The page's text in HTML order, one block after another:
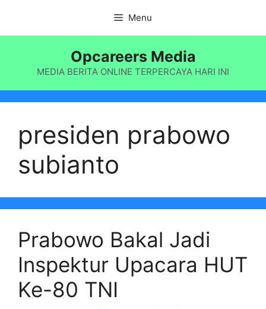
isi
Menu
Opcareers Media
MEDIA BERITA ONLINE TERPERCAYA HARI INI
presiden prabowo
subianto
Prabowo Bakal Jadi
Inspektur Upacara HUT
Ke-80 TNI